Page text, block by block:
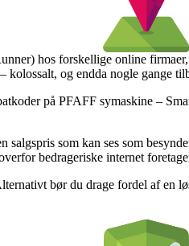
hos forskellige online
kolossalt, og endda nogle gange
på PFAFF symaskine –
som kan ses som
bedrageriske internet
bør du drage fordel af